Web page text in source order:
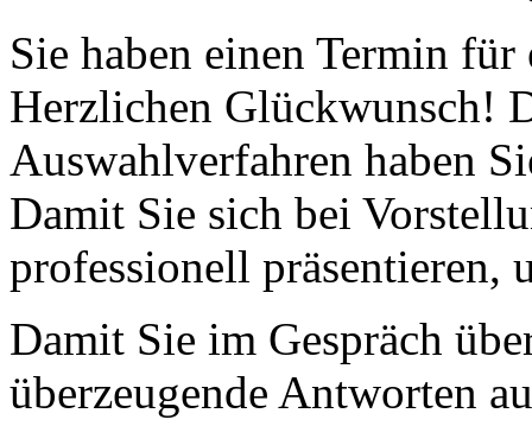
Sie haben einen Termin
Herzlichen Glückwunsch!
Auswahlverfahren haben
Damit Sie sich bei
professionell präsentieren,
Damit Sie im Gespräch
überzeugende Antworten